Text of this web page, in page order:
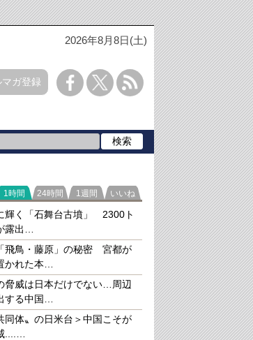
2026年8月8日(土)
マガ登録
ランキング
1時間 24時間 1週間 いいね
輝く「石舞台古墳」 2300ト
露出…
飛鳥・藤原」の秘密 宮都が
かれた本…
脅威は日本だけでない…周辺
する中国…
同体〟の日米台＞中国こそが
....…